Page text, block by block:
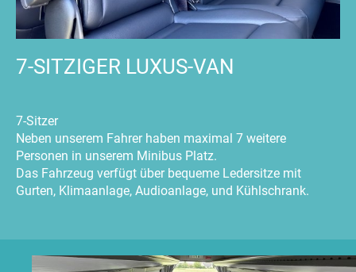
7-SITZIGER LUXUS-VAN
7-Sitzer
Neben unserem Fahrer haben maximal 7 weitere
Personen in unserem Minibus Platz.
Das Fahrzeug verfügt über bequeme Ledersitze mit
Gurten, Klimaanlage, Audioanlage, und Kühlschrank.